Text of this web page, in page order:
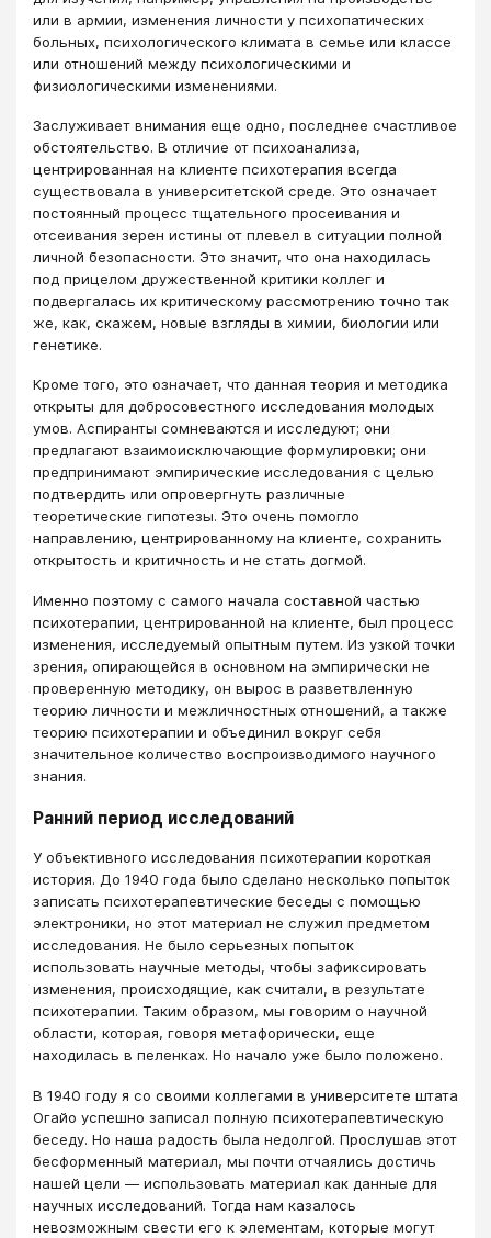
или в армии, изменения личности у психопатических
больных, психологического климата в семье или классе
или отношений между психологическими и
физиологическими изменениями.
Заслуживает внимания еще одно, последнее счастливое
обстоятельство. В отличие от психоанализа,
центрированная на клиенте психотерапия всегда
существовала в университетской среде. Это означает
постоянный процесс тщательного просеивания и
отсеивания зерен истины от плевел в ситуации полной
личной безопасности. Это значит, что она находилась
под прицелом дружественной критики коллег и
подвергалась их критическому рассмотрению точно так
же, как, скажем, новые взгляды в химии, биологии или
генетике.
Кроме того, это означает, что данная теория и методика
открыты для добросовестного исследования молодых
умов. Аспиранты сомневаются и исследуют; они
предлагают взаимоисключающие формулировки; они
предпринимают эмпирические исследования с целью
подтвердить или опровергнуть различные
теоретические гипотезы. Это очень помогло
направлению, центрированному на клиенте, сохранить
открытость и критичность и не стать догмой.
Именно поэтому с самого начала составной частью
психотерапии, центрированной на клиенте, был процесс
изменения, исследуемый опытным путем. Из узкой точки
зрения, опирающейся в основном на эмпирически не
проверенную методику, он вырос в разветвленную
теорию личности и межличностных отношений, а также
теорию психотерапии и объединил вокруг себя
значительное количество воспроизводимого научного
знания.
Ранний период исследований
У объективного исследования психотерапии короткая
история. До 1940 года было сделано несколько попыток
записать психотерапевтические беседы с помощью
электроники, но этот материал не служил предметом
исследования. Не было серьезных попыток
использовать научные методы, чтобы зафиксировать
изменения, происходящие, как считали, в результате
психотерапии. Таким образом, мы говорим о научной
области, которая, говоря метафорически, еще
находилась в пеленках. Но начало уже было положено.
В 1940 году я со своими коллегами в университете штата
Огайо успешно записал полную психотерапевтическую
беседу. Но наша радость была недолгой. Прослушав этот
бесформенный материал, мы почти отчаялись достичь
нашей цели ― использовать материал как данные для
научных исследований. Тогда нам казалось
невозможным свести его к элементам, которые могут